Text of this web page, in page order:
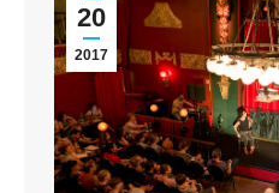
20
2017